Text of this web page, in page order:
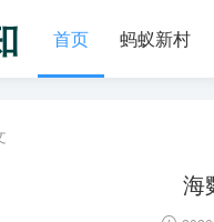
首页 蚂蚁新村
海